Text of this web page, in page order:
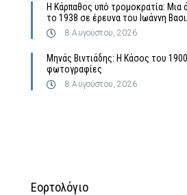
Η Κάρπαθος υπό τρομοκρατία: Μια
το 1938 σε έρευνα του Ιωάννη
8 Αυγούστου, 2026
Μηνάς Βιντιάδης: Η Κάσος του
φωτογραφίες
8 Αυγούστου, 2026
Εορτολόγιο